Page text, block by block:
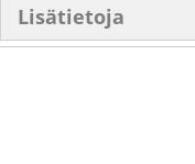
Lisätietoja